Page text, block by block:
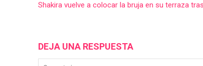
Shakira vuelve a colocar la bruja en su terraza tras
DEJA UNA RESPUESTA